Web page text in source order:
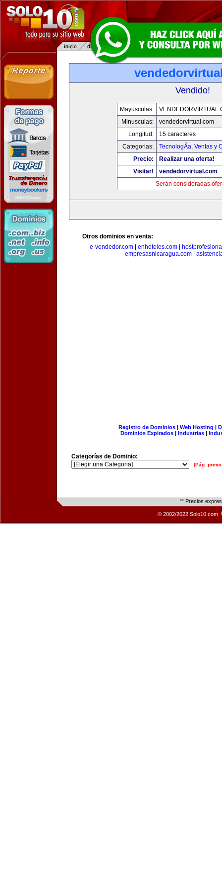
Vendido!
Mayusculas:
Minusculas:
vendedorvirtual.com
Longitud:
15 caracteres
Categorias:
TecnologÃ­a, Ventas y
Precio:
Realizar una oferta!
Visitar!
vendedorvirtual.com
Serán consideradas
Otros dominios en venta:
e-vendedor.com| enhoteles.com|
empresasnicaragua.com
Registro de Dominios| Web Hosting |
Dominios Expirados | Industrias |
Categorías de Dominio:
[Pág.
** Precios
© 2002/2022 Solo10.com